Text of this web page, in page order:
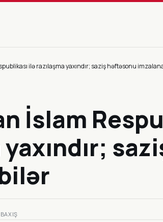
ilə razılaşma yaxındır; saziş həftəsonu
İslam
yaxındır;